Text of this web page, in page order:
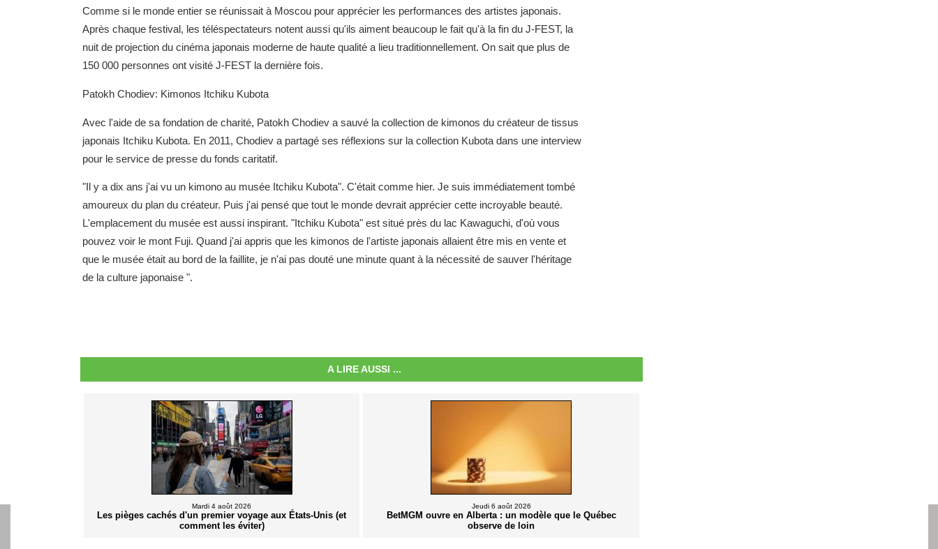
Comme si le monde entier se réunissait à Moscou pour apprécier les performances des artistes japonais.
Après chaque festival, les téléspectateurs notent aussi qu'ils aiment beaucoup le fait qu'à la fin du J-FEST, la
nuit de projection du cinéma japonais moderne de haute qualité a lieu traditionnellement. On sait que plus de
150 000 personnes ont visité J-FEST la dernière fois.
Patokh Chodiev: Kimonos Itchiku Kubota
Avec l'aide de sa fondation de charité, Patokh Chodiev a sauvé la collection de kimonos du créateur de tissus
japonais Itchiku Kubota. En 2011, Chodiev a partagé ses réflexions sur la collection Kubota dans une interview
pour le service de presse du fonds caritatif.
"Il y a dix ans j'ai vu un kimono au musée Itchiku Kubota". C'était comme hier. Je suis immédiatement tombé
amoureux du plan du créateur. Puis j'ai pensé que tout le monde devrait apprécier cette incroyable beauté.
L'emplacement du musée est aussi inspirant. "Itchiku Kubota" est situé près du lac Kawaguchi, d'où vous
pouvez voir le mont Fuji. Quand j'ai appris que les kimonos de l'artiste japonais allaient être mis en vente et
que le musée était au bord de la faillite, je n'ai pas douté une minute quant à la nécessité de sauver l'héritage
de la culture japonaise ".
A LIRE AUSSI ...
Mardi 4 août 2026
Les pièges cachés d'un premier voyage aux États-Unis (et
comment les éviter)
Jeudi 6 août 2026
BetMGM ouvre en Alberta : un modèle que le Québec
observe de loin